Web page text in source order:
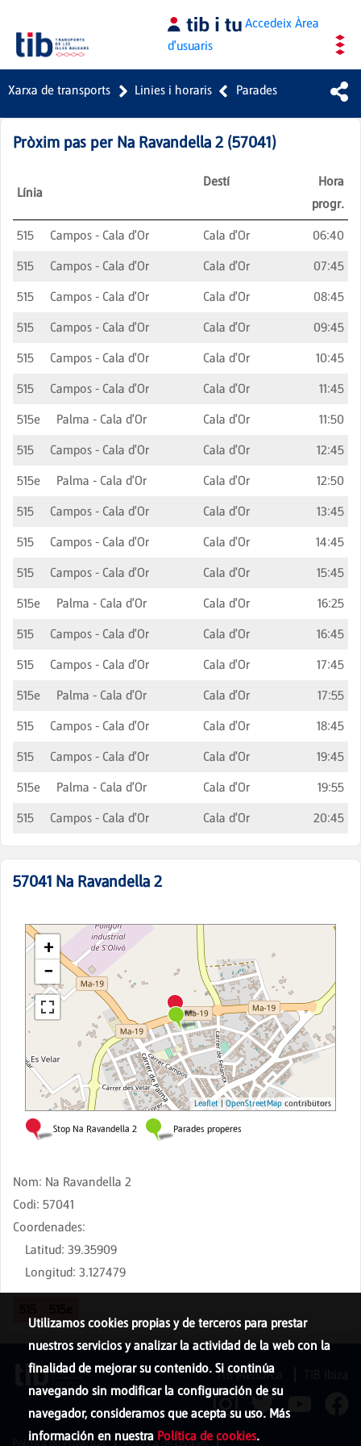
AccedeixÀrea
d'usuaris
Xarxa de transports Linies i horaris Parades
Pròxim pas per Na Ravandella 2 (57041)
Línia
Destí
Hora
progr.
515 Campos - Cala d'Or Cala d'Or
06:40
515
Campos - Cala d'Or Cala d'Or
07:45
515
Campos - Cala d'Or Cala d'Or
08:45
515
Campos - Cala d'Or Cala d'Or
09:45
515
Campos - Cala d'Or Cala d'Or
10:45
515
Campos - Cala d'Or Cala d'Or
11:45
515e
Palma - Cala d'Or Cala d'Or
11:50
515
Campos - Cala d'Or Cala d'Or
12:45
515e
Palma - Cala d'Or Cala d'Or
12:50
515
Campos - Cala d'Or Cala d'Or
13:45
515
Campos - Cala d'Or Cala d'Or
14:45
515
Campos - Cala d'Or Cala d'Or
15:45
515e
Palma - Cala d'Or Cala d'Or
16:25
515
Campos - Cala d'Or Cala d'Or
16:45
515
Campos - Cala d'Or Cala d'Or
17:45
515e
Palma - Cala d'Or Cala d'Or
17:55
515
Campos - Cala d'Or Cala d'Or
18:45
515
Campos - Cala d'Or Cala d'Or
19:45
515e
Palma - Cala d'Or Cala d'Or
19:55
515
Campos - Cala d'Or Cala d'Or 20:45
57041 Na Ravandella 2
Nom: Na Ravandella 2
Codi: 57041
Coordenades:
Latitud: 39.35909
Longitud: 3.127479
Utilizamos cookies propias y de terceros para prestar
nuestros servicios y analizar la actividad de la web con la
finalidad de mejorar su contenido. Si continúa
navegando sin modificar la configuración de su
navegador, consideramos que acepta su uso. Más
información en nuestra Política de cookies.
TIB Menorca